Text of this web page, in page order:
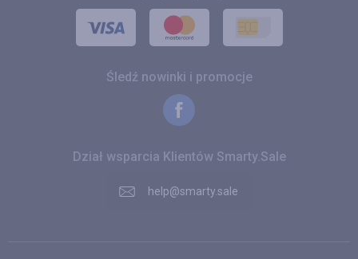
Śledź nowinki i promocje
Dział wsparcia Klientów Smarty.Sale
help@smarty.sale